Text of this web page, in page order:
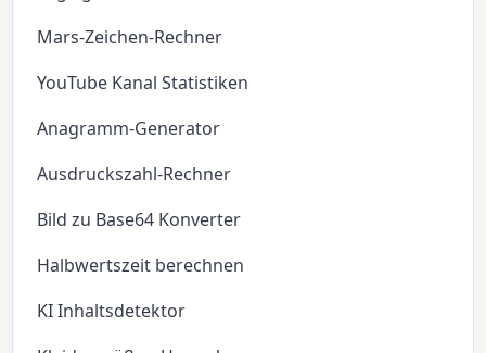
Mars-Zeichen-Rechner
YouTube Kanal Statistiken
Anagramm-Generator
Ausdruckszahl-Rechner
Bild zu Base64 Konverter
Halbwertszeit berechnen
KI Inhaltsdetektor